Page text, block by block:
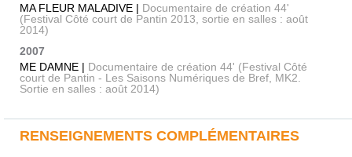
MA FLEUR MALADIVE | Documentaire de création 44'
(Festival Côté court de Pantin 2013, sortie en salles : août
2014)
2007
ME DAMNE | Documentaire de création 44' (Festival Côté
court de Pantin - Les Saisons Numériques de Bref, MK2.
Sortie en salles : août 2014)
RENSEIGNEMENTS COMPLÉMENTAIRES